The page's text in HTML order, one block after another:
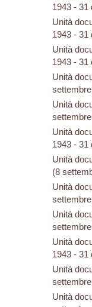
1943 - 31
Unità
1943 - 31
Unità
1943 - 31
Unità
Unità
Unità
1943 - 31
Unità
(8
Unità
Unità
Unità
1943 - 31
Unità
Unità